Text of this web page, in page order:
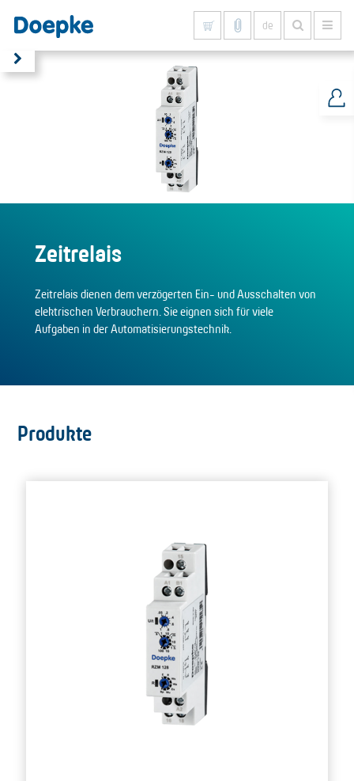
de
Zeitrelais
Zeitrelais dienen dem verzögerten Ein- und Ausschalten von
elektrischen Verbrauchern. Sie eignen sich für viele
Aufgaben in der Automatisierungstechnik.
Produkte